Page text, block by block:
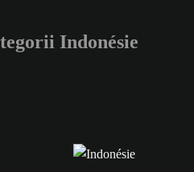
Indonésie